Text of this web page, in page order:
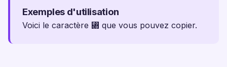
Exemples d'utilisation
Voici le caractère ⃍ que vous pouvez copier.